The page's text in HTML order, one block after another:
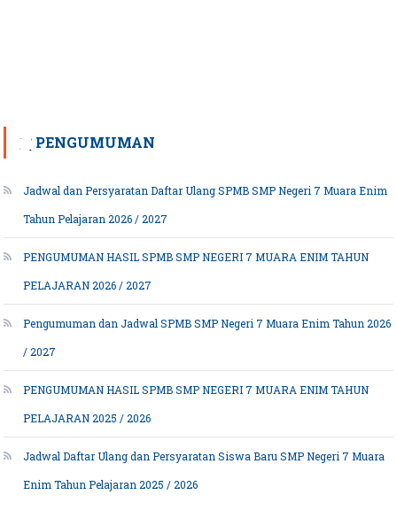
PENGUMUMAN
Jadwal dan Persyaratan Daftar Ulang SPMB SMP Negeri 7 Muara Enim
Tahun Pelajaran 2026 / 2027
PENGUMUMAN HASIL SPMB SMP NEGERI 7 MUARA ENIM TAHUN
PELAJARAN 2026 / 2027
Pengumuman dan Jadwal SPMB SMP Negeri 7 Muara Enim Tahun 2026
/ 2027
PENGUMUMAN HASIL SPMB SMP NEGERI 7 MUARA ENIM TAHUN
PELAJARAN 2025 / 2026
Jadwal Daftar Ulang dan Persyaratan Siswa Baru SMP Negeri 7 Muara
Enim Tahun Pelajaran 2025 / 2026